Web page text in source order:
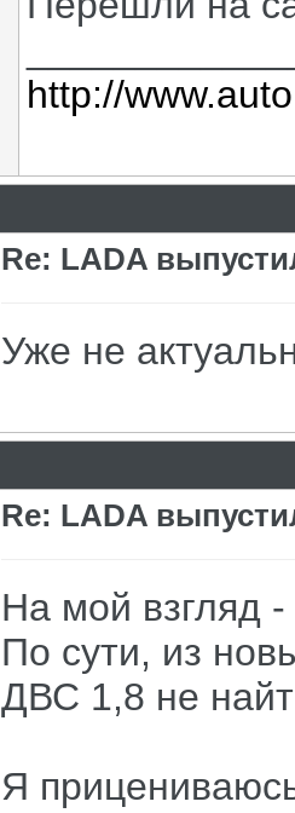
http://
Re: LADA
Уже не
Re: LADA
На мой взгляд
По сути, из
ДВС 1,8 не
Я